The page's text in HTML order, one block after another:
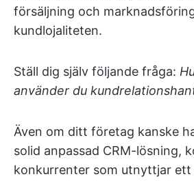
försäljning och
kundlojaliteten.
Ställ dig själv följande fråga:
använder du
Även om ditt företag kanske
solid anpassad CRM-lösning,
konkurrenter som utnyttjar